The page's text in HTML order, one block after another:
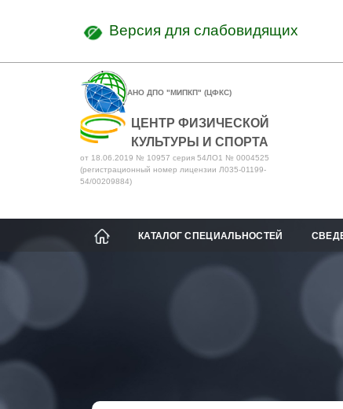
Версия для слабовидящих
АНО ДПО "МИПКП" (ЦФКС)
ЦЕНТР ФИЗИЧЕСКОЙ
КУЛЬТУРЫ И СПОРТА
от 18.06.2019 № 10957 серия 54ЛО1 № 0004525
(регистрационный номер лицензии Л035-01199-
54/00209884)
КАТАЛОГ СПЕЦИАЛЬНОСТЕЙ